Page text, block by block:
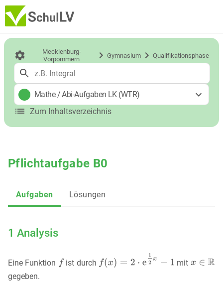
Mecklenburg-
Vorpommern
Gymnasium Qualifikationsphase
Mathe/Abi-Aufgaben LK (WTR)
Zum Inhaltsverzeichnis
Pflichtaufgabe B0
Aufgaben Lösungen
1 Analysis
Eine Funktion ist durch
mit
gegeben.